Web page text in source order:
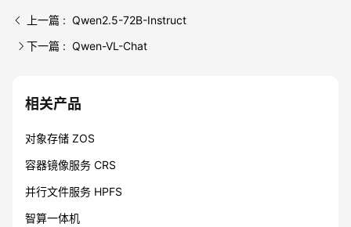
上一篇 : Qwen2.5-72B-Instruct
下一篇 : Qwen-VL-Chat
相关产品
对象存储 ZOS
容器镜像服务 CRS
并行文件服务 HPFS
智算一体机